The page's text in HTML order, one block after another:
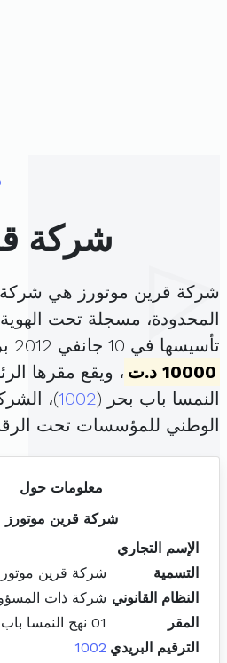
شركة
شركة قرين موتورز هي شركة
المحدودة، مسجلة تحت الهوية
تأسيسها في 10 جانفي 2012 برأس مال قدره
10000 د.ت
النمسا باب بحر (1002)،
الوطني للمؤسسات تحت
معلومات حول
شركة قرين موتورز
الإسم التجاري
التسمية
شركة قرين
النظام القانوني شركة ذات
المقر
01 نهج النمسا باب بحر
الترقيم البريدي 1002